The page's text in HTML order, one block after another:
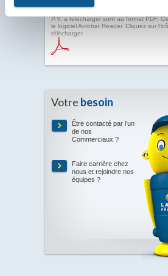
P.V. à télécharger sont au format PDF.
le logiciel Acrobat Reader. Cliquez sur
télécharger.
Votre besoin
Être contacté par l’un
de nos
Commerciaux ?
Faire carrière chez
nous et rejoindre nos
équipes ?